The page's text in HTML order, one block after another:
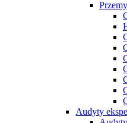
Audyty